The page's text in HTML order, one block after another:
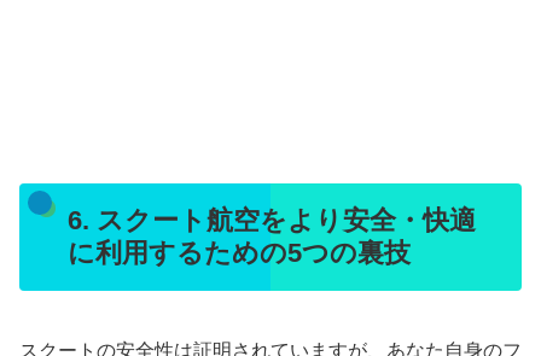
6. スクート航空をより安全・快適
に利用するための5つの裏技
スクートの安全性は証明されていますが、あなた自身のフ